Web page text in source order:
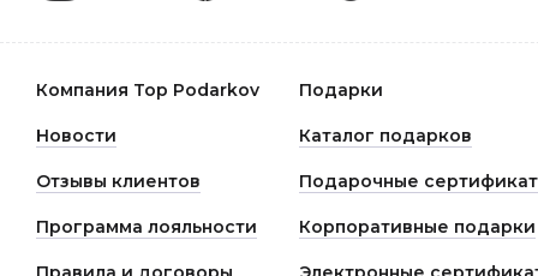
Компания Top Podarkov Подарки
Новости Каталог подарков
Отзывы клиентов Подарочные
Программа лояльности Корпоративные подарки